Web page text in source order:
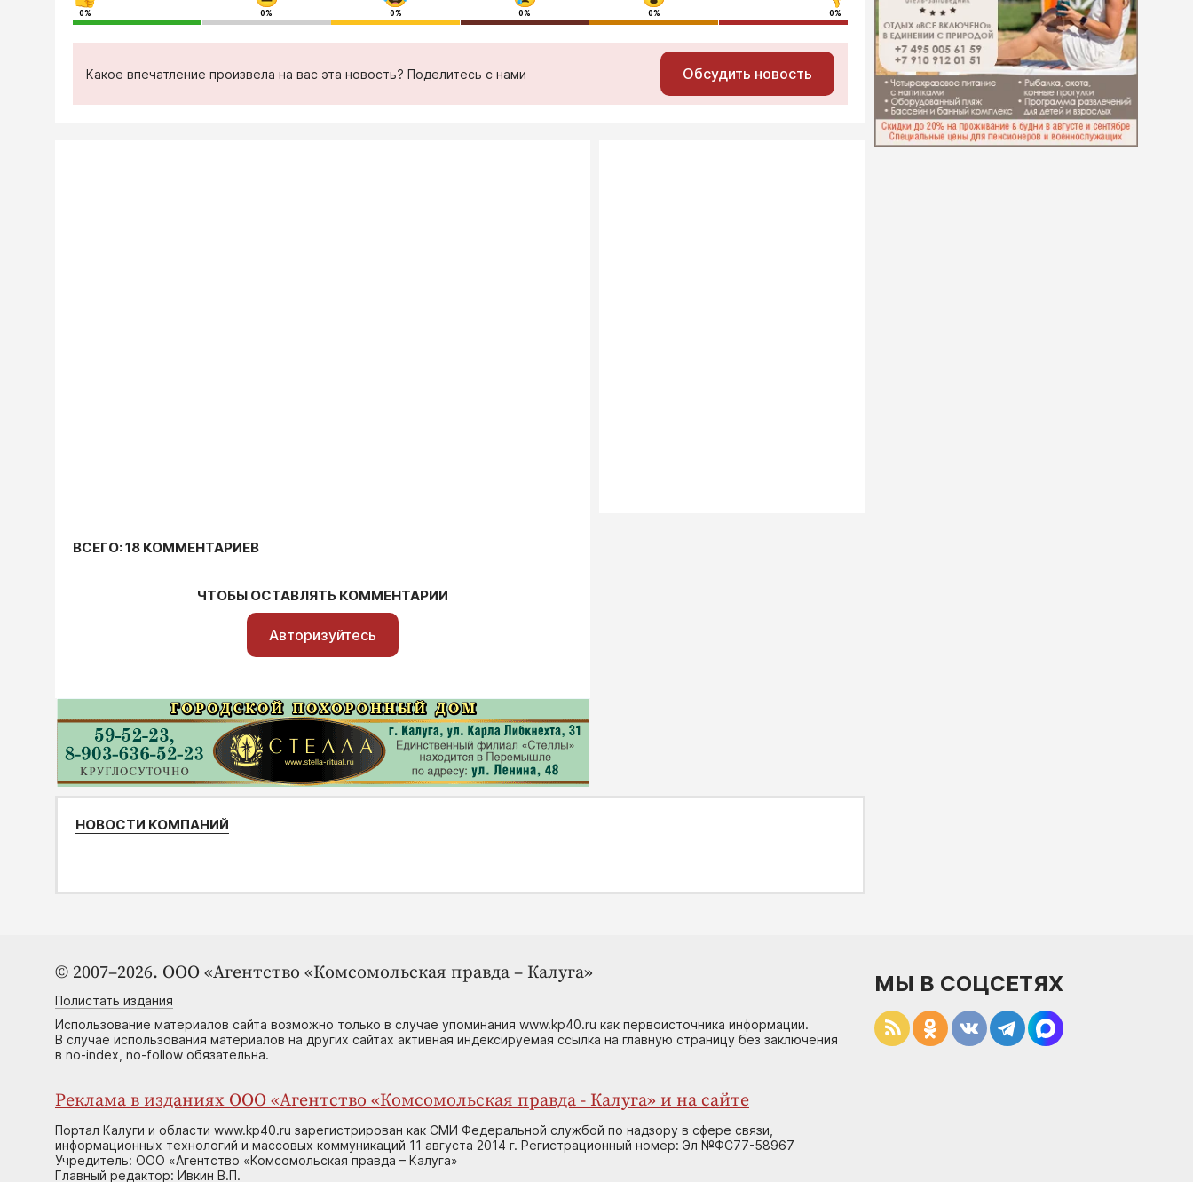
0% 0% 0% 0% 0% 0%
Какое впечатление произвела на вас эта новость? Поделитесь с нами Обсудить новость
ВСЕГО: 18 КОММЕНТАРИЕВ
ЧТОБЫ ОСТАВЛЯТЬ КОММЕНТАРИИ
Авторизуйтесь
НОВОСТИ КОМПАНИЙ
© 2007–2026. ООО «Агентство «Комсомольская правда – Калуга»
Полистать издания
Использование материалов сайта возможно только в случае упоминания www.kp40.ru как первоисточника информации.
В случае использования материалов на других сайтах активная индексируемая ссылка на главную страницу без заключения
в no-index, no-follow обязательна.
Реклама в изданиях ООО «Агентство «Комсомольская правда - Калуга» и на сайте
Портал Калуги и области www.kp40.ru зарегистрирован как СМИ Федеральной службой по надзору в сфере связи,
информационных технологий и массовых коммуникаций 11 августа 2014 г. Регистрационный номер: Эл №ФС77-58967
Учредитель: ООО «Агентство «Комсомольская правда – Калуга»
Главный редактор: Ивкин В.П.
МЫ В СОЦСЕТЯХ